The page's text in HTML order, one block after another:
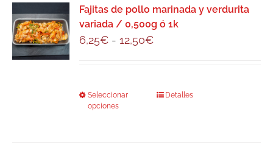
Fajitas de pollo marinada y verdurita
variada / 0,500g ó 1k
6,25€ - 12,50€Rango
desde
Seleccionar
opciones
EsteDetalles